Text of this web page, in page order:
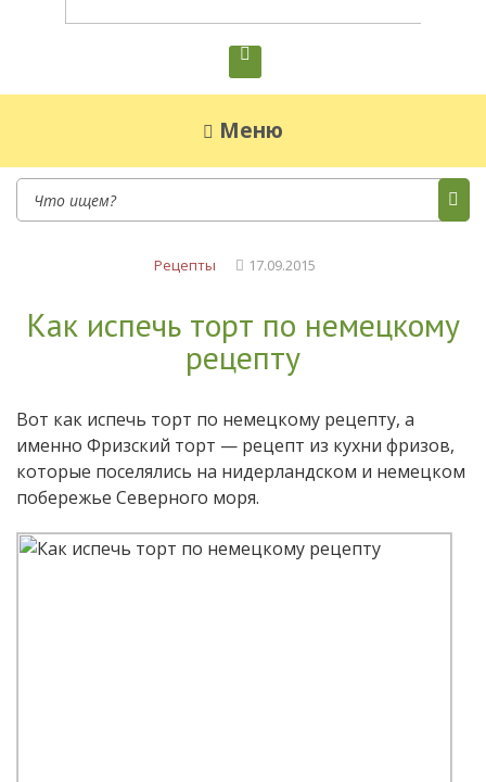
Диетическое питание
Диетическое питание — рецепты на каждый
Меню
Рецепты 17.09.2015
Как испечь торт по немецкому
рецепту
Вот как испечь торт по немецкому рецепту, а
именно Фризский торт — рецепт из кухни фризов,
которые поселялись на нидерландском и немецком
побережье Северного моря.